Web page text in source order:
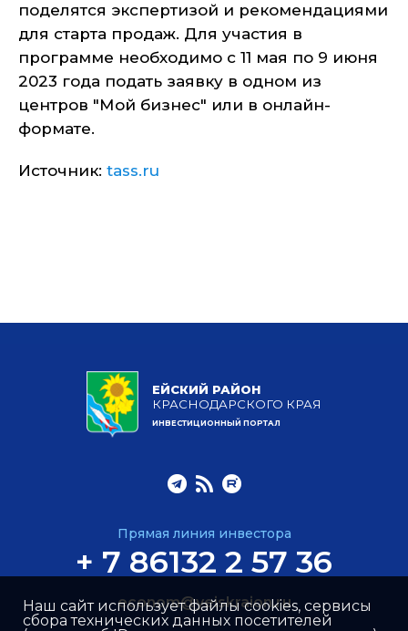
поделятся экспертизой и рекомендациями
для старта продаж. Для участия в
программе необходимо с 11 мая по 9 июня
2023 года подать заявку в одном из
центров "Мой бизнес" или в онлайн-
формате.
Источник: tass.ru
ЕЙСКИЙ РАЙОН
КРАСНОДАРСКОГО КРАЯ
ИНВЕСТИЦИОННЫЙ ПОРТАЛ
Прямая линия инвестора
+ 7 86132 2 57 36
econom@yeiskraion.ru
Наш сайт использует файлы cookies, сервисы
сбора технических данных посетителей